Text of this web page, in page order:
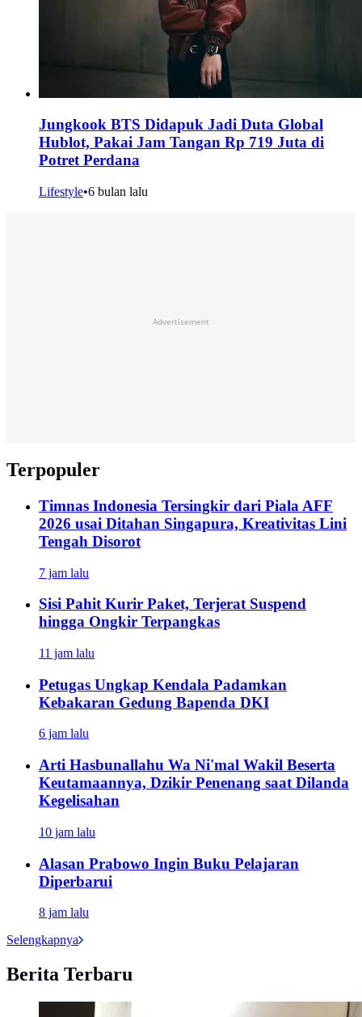
Jungkook BTS Didapuk Jadi Duta Global
Hublot, Pakai Jam Tangan Rp 719 Juta di
Potret Perdana
Lifestyle•6 bulan lalu
Advertisement
Terpopuler
Timnas Indonesia Tersingkir dari Piala AFF
2026 usai Ditahan Singapura, Kreativitas Lini
Tengah Disorot
7 jam lalu
Sisi Pahit Kurir Paket, Terjerat Suspend
hingga Ongkir Terpangkas
11 jam lalu
Petugas Ungkap Kendala Padamkan
Kebakaran Gedung Bapenda DKI
6 jam lalu
Arti Hasbunallahu Wa Ni'mal Wakil Beserta
Keutamaannya, Dzikir Penenang saat Dilanda
Kegelisahan
10 jam lalu
Alasan Prabowo Ingin Buku Pelajaran
Diperbarui
8 jam lalu
Selengkapnya
Berita Terbaru